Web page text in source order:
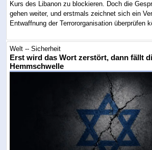
Kurs des Libanon zu blockieren. Doch die
gehen weiter, und erstmals zeichnet sich ein
Entwaffnung der Terrororganisation überprüfen
Welt -- Sicherheit
Erst wird das Wort zerstört, dann fällt
Hemmschwelle